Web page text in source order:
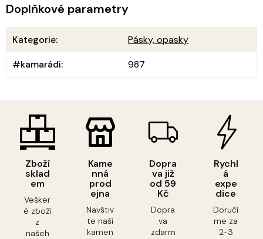
Zboží
sklad
em
Vešker
é zboží
z
našeh
Kame
nná
prod
ejna
Navštiv
te naší
kamen
Dopra
va již
od 59
Kč
Dopra
va
zdarm
Rychl
á
expe
dice
Doručí
me za
2-3
Doplňkové parametry
Kategorie:
Pásky, opasky
#kamarádi: 987